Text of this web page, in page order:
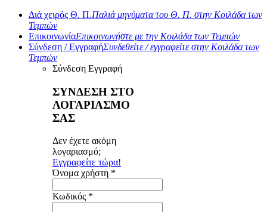
Διά χειρός Θ. Π.Παλιά μηνύματα του Θ. Π. στην Κοιλάδα των
Τεμπών
ΕπικοινωνίαΕπικοινωνήστε με την Κοιλάδα των Τεμπών
Σύνδεση / ΕγγραφήΣυνδεθείτε / εγγραφείτε στην Κοιλάδα των
Τεμπών
Σύνδεση Εγγραφή
ΣΥΝΔΕΣΗ ΣΤΟ
ΛΟΓΑΡΙΑΣΜΟ
ΣΑΣ
Δεν έχετε ακόμη
λογαριασμό;
Εγγραφείτε τώρα!
Όνομα χρήστη *
Κωδικός *